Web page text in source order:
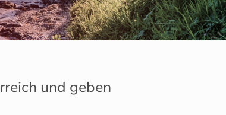
und geben